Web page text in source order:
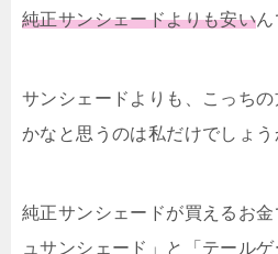
純正サンシェードよりも安いん
サンシェードよりも、こっち
かなと思うのは私だけでしょう
純正サンシェードが買えるお
ュサンシェード」と「テール